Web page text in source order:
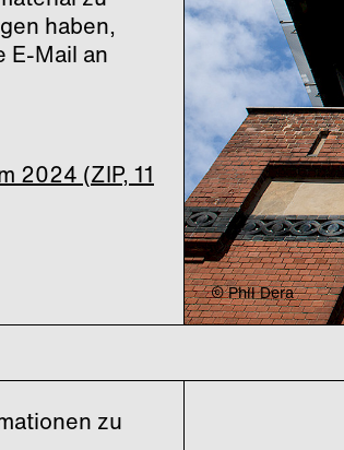
haben,
E-Mail an
2024 (ZIP, 11
© Phil Dera
zu